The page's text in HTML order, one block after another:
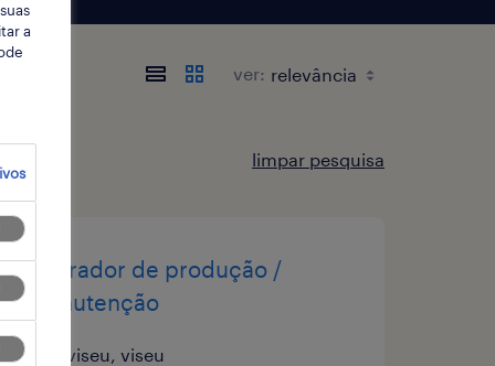
ver:
limpar pesquisa
operador de produção /
manutenção
viseu, viseu
a